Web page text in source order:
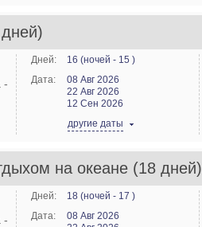
-
Дней:
16 (ночей - 15 )
Дата:
08 Авг 2026
22 Авг 2026
12 Сен 2026
другие даты
на океане (18 дней)
-
Дней:
18 (ночей - 17 )
Дата:
08 Авг 2026